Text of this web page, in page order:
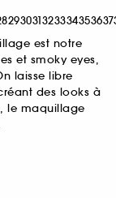
293031323334353637
est notre
et smoky eyes,
laisse libre
des looks à
le maquillage